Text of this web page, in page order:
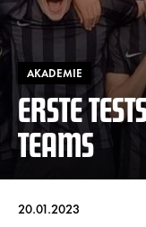
AKADEMIE
ERSTE
TEAMS
20.01.2023